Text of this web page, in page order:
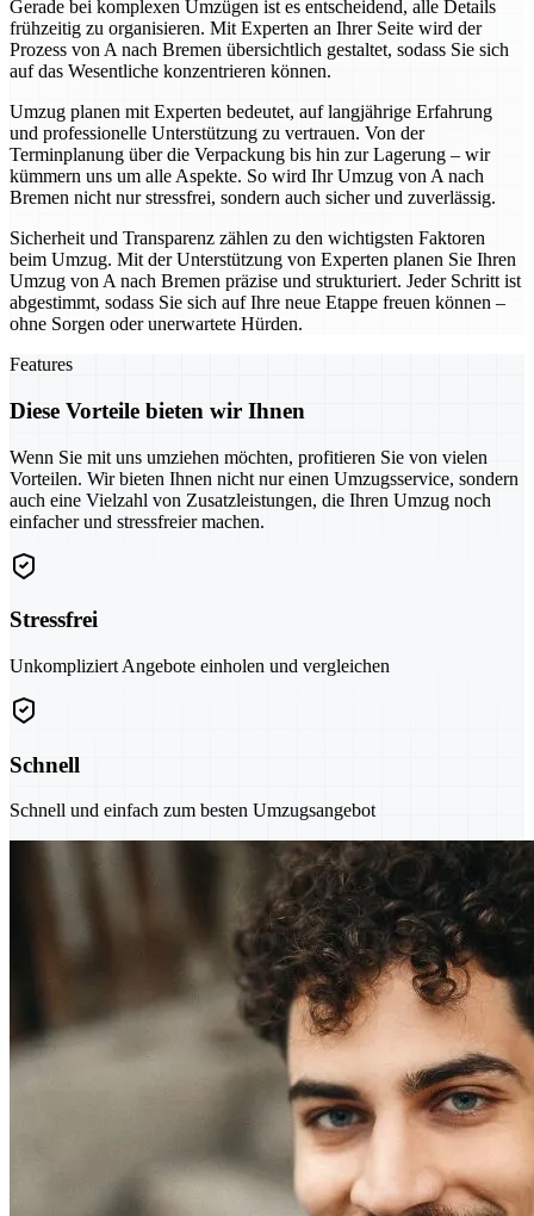
Gerade bei komplexen Umzügen ist es entscheidend, alle Details
frühzeitig zu organisieren. Mit Experten an Ihrer Seite wird der
Prozess von A nach Bremen übersichtlich gestaltet, sodass Sie sich
auf das Wesentliche konzentrieren können.
Umzug planen mit Experten bedeutet, auf langjährige Erfahrung
und professionelle Unterstützung zu vertrauen. Von der
Terminplanung über die Verpackung bis hin zur Lagerung – wir
kümmern uns um alle Aspekte. So wird Ihr Umzug von A nach
Bremen nicht nur stressfrei, sondern auch sicher und zuverlässig.
Sicherheit und Transparenz zählen zu den wichtigsten Faktoren
beim Umzug. Mit der Unterstützung von Experten planen Sie Ihren
Umzug von A nach Bremen präzise und strukturiert. Jeder Schritt ist
abgestimmt, sodass Sie sich auf Ihre neue Etappe freuen können –
ohne Sorgen oder unerwartete Hürden.
Features
Diese Vorteile bieten wir Ihnen
Wenn Sie mit uns umziehen möchten, profitieren Sie von vielen
Vorteilen. Wir bieten Ihnen nicht nur einen Umzugsservice, sondern
auch eine Vielzahl von Zusatzleistungen, die Ihren Umzug noch
einfacher und stressfreier machen.
Stressfrei
Unkompliziert Angebote einholen und vergleichen
Schnell
Schnell und einfach zum besten Umzugsangebot